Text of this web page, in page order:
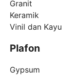
Granit
Keramik
Vinil dan Kayu
Plafon
Gypsum